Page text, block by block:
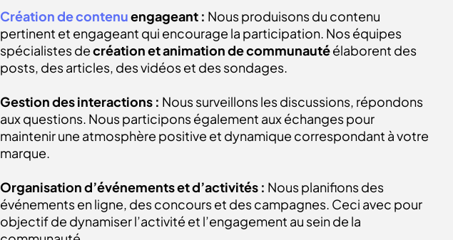
Création de contenuengageant : Nous produisons du contenu
pertinent et engageant qui encourage la participation. Nos équipes
spécialistes decréation et animation de communautéélaborent des
posts, des articles, des vidéos et des sondages.
Gestion des interactions : Nous surveillons les discussions, répondons
aux questions. Nous participons également aux échanges pour
maintenir une atmosphère positive et dynamique correspondant à votre
marque.
Organisation d’événements et d’activités : Nous planifions des
événements en ligne, des concours et des campagnes. Ceci avec pour
objectif de dynamiser l’activité et l’engagement au sein de la